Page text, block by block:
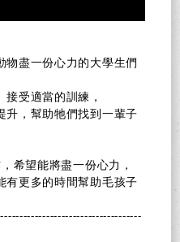
物盡一份心力的大學生們
受適當的訓練，
升，幫助牠們找到一輩子
希望能將盡一份心力，
有更多的時間幫助毛孩子